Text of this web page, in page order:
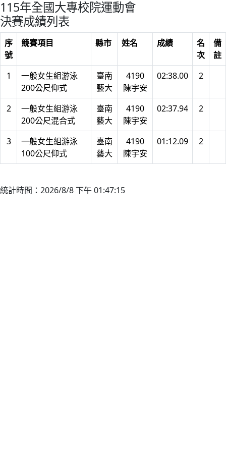
115年全國大專校院運動會
決賽成績列表
序
號
競賽項目 縣市 姓名 成績
名
次
備
註
1
一般女生組游泳
200公尺仰式
臺南
藝大
4190
陳宇安
02:38.00 2
2
一般女生組游泳
200公尺混合式
臺南
藝大
4190
陳宇安
02:37.94 2
3
一般女生組游泳
100公尺仰式
臺南
藝大
4190
陳宇安
01:12.09 2
統計時間：2026/8/8 下午 01:47:15